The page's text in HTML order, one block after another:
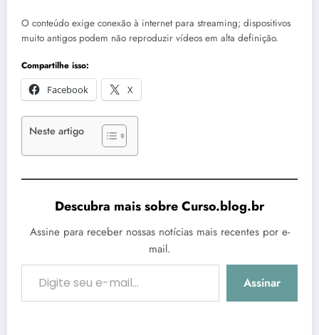
O conteúdo exige conexão à internet para streaming; dispositivos
muito antigos podem não reproduzir vídeos em alta definição.
Compartilhe isso:
Facebook
X
Neste artigo
Descubra mais sobre Curso.blog.br
Assine para receber nossas notícias mais recentes por e-
mail.
Digite seu e-mail…
Assinar